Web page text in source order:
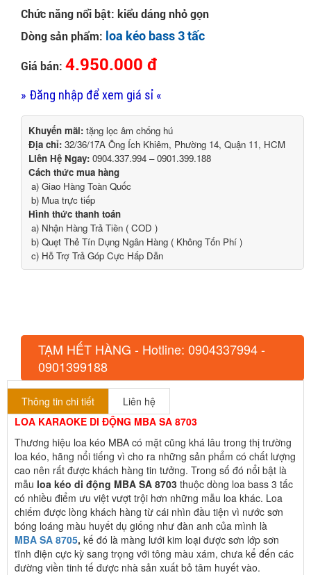
Chức năng nổi bật: kiểu dáng nhỏ gọn
Dòng sản phẩm: loa kéo bass 3 tấc
Giá bán: 4.950.000 đ
» Đăng nhập để xem giá sỉ «
Khuyến mãi: tặng lọc âm chống hú
Địa chỉ: 32/36/17A Ông Ích Khiêm, Phường 14, Quận 11, HCM
Liên Hệ Ngay: 0904.337.994 – 0901.399.188
Cách thức mua hàng
a) Giao Hàng Toàn Quốc
b) Mua trực tiếp
Hình thức thanh toán
a) Nhận Hàng Trả Tiền ( COD )
b) Quẹt Thẻ Tín Dụng Ngân Hàng ( Không Tốn Phí )
c) Hỗ Trợ Trả Góp Cực Hấp Dẫn
TẠM HẾT HÀNG - Hotline: 0904337994 -
0901399188
Thông tin chi tiết
Liên hệ
LOA KARAOKE DI ĐỘNG MBA SA 8703
Thương hiệu loa kéo MBA có mặt cũng khá lâu trong thị trường
loa kéo, hãng nổi tiếng vì cho ra những sản phẩm có chất lượng
cao nên rất được khách hàng tin tưởng. Trong số đó nổi bật là
mẫu loa kéo di động MBA SA 8703 thuộc dòng loa bass 3 tấc
có nhiều điểm ưu việt vượt trội hơn những mẫu loa khác. Loa
chiếm được lòng khách hàng từ cái nhìn đầu tiện vì nước sơn
bóng loáng màu huyết dụ giống như đàn anh của mình là
MBA SA 8705, kế đó là màng lưới kim loại được sơn lớp sơn
tĩnh điện cực kỳ sang trọng với tông màu xám, chưa kể đến các
đường viền tinh tế được nhà sản xuất bỏ tâm huyết vào.